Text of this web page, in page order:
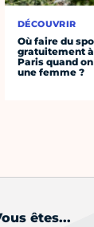
DÉCOUVRIR
Où faire du
gratuitement à
Paris quand
une femme ?
êtes...